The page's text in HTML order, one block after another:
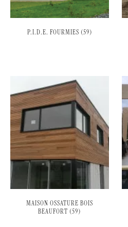
P.I.D.E. FOURMIES (59)
MAISON OSSATURE BOIS
BEAUFORT (59)